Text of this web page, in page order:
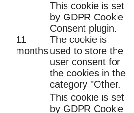
11
months
This cookie is set
by GDPR Cookie
Consent plugin.
The cookie is
used to store the
user consent for
the cookies in the
category "Other.
This cookie is set
by GDPR Cookie